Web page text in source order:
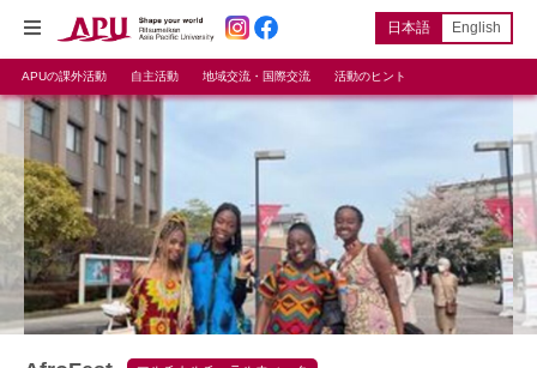
日本語 English
APUの課外活動 自主活動 地域交流・国際交流 活動のヒント